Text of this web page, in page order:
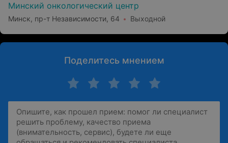
Минский онкологический центр
Минск, пр-т Независимости, 64 Выходной
Поделитесь мнением